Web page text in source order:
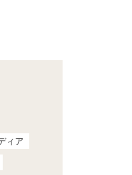
ィア